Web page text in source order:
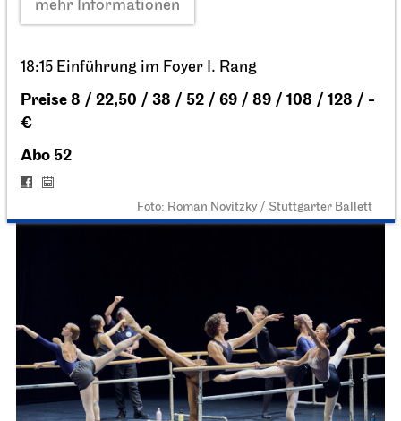
Stuttgarter Ballett
Ballett & Brezeln
24.04.2027
10:30 - 12:00